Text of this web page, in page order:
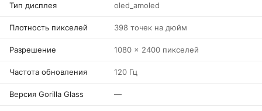
Тип дисплея oled_amoled
Плотность пикселей 398 точек на дюйм
Разрешение 1080 x 2400 пикселей
Частота обновления 120 Гц
Версия Gorilla Glass —